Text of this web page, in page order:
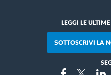
LEGGI LE
SOTTOSCRIVI LA